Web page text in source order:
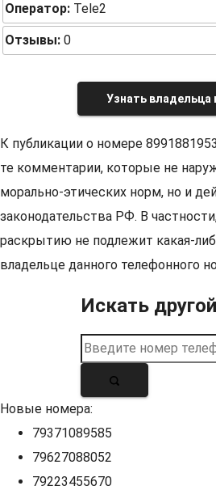
Оператор: Tele2
Отзывы: 0
Узнать владельца
К публикации о номере
те комментарии, которые не
морально-этических норм, но и
законодательства РФ. В
раскрытию не подлежит какая-
владельце данного телефонного
Искать
Новые номера:
79371089585
79627088052
79223455670